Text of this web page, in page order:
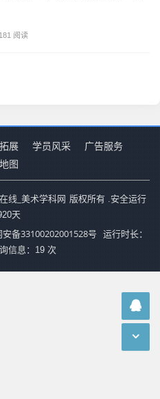
阅读
展 学员风采
广告服务
图
线_美术学科网 版权所有 .安全运行
天
备33100202001528号
运行时长：
信息：19 次